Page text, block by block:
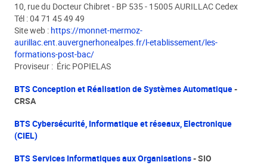
10, rue du Docteur Chibret - BP 535 - 15005 AURILLAC Cedex
Tél : 04 71 45 49 49
Site web : https://monnet-mermoz-
aurillac.ent.auvergnerhonealpes.fr/l-etablissement/les-
formations-post-bac/
Proviseur : Éric POPIELAS
BTS Conception et Réalisation de Systèmes Automatique-
CRSA
BTS Cybersécurité, Informatique et réseaux, Electronique
(CIEL)
BTS Services Informatiques aux Organisations- SIO